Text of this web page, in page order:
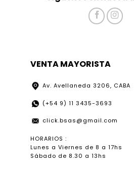
VENTA MAYORISTA
Av. Avellaneda 3206, CABA
(+54 9) 11 3435-3693
click.bsas@gmail.com
HORARIOS :
Lunes a Viernes de 8 a 17hs
Sábado de 8.30 a 13hs